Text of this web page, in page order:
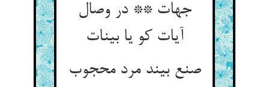
جهات ** در وصال
آیات کو یا بینات‏
صنع بیند مرد محجوب